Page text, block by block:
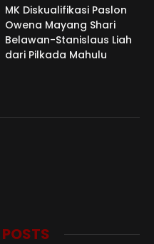
MK Diskualifikasi Paslon
Owena Mayang Shari
Belawan-Stanislaus Liah
dari Pilkada Mahulu
POSTS